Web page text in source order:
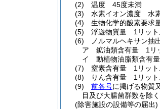
(2)
温度 45度未満
(3)
水素イオン濃度 水
(4)
生物化学的酸素要求
(5)
浮遊物質量 1リット
(6)
ノルマルヘキサン抽
ア
鉱油類含有量 1リ
イ
動植物油脂類含有
(7)
窒素含有量 1リット
(8)
りん含有量 1リット
(9)
前各号に掲げる物質
目及び大腸菌群数を除
(除害施設の設備等の届出)